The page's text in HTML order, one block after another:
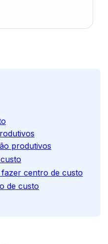
produtivos
fazer centro de custo
de custo